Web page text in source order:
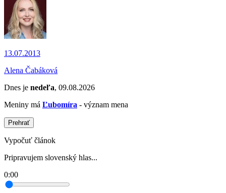
13.07.2013
Alena Čabáková
Dnes je nedeľa, 09.08.2026
Meniny má Ľubomíra - význam mena
Prehrať
Vypočuť článok
Pripravujem slovenský hlas...
0:00